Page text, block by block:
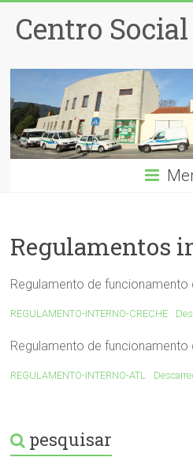
Centro
Regulamentos
Regulamento de funcionamento
REGULAMENTO-INTERNO-CRECHE
Regulamento de funcionamento
REGULAMENTO-INTERNO-ATL
pesquisar